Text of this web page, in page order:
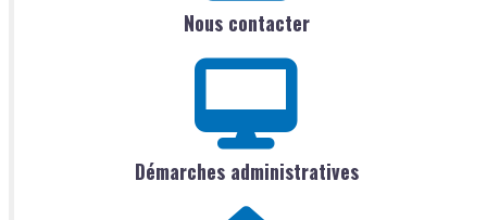
Nous contacter
Démarches administratives